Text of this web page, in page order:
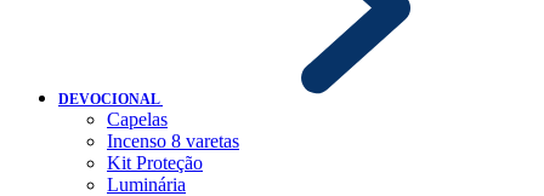
DEVOCIONAL
Capelas
Incenso 8 varetas
Kit Proteção
Luminária